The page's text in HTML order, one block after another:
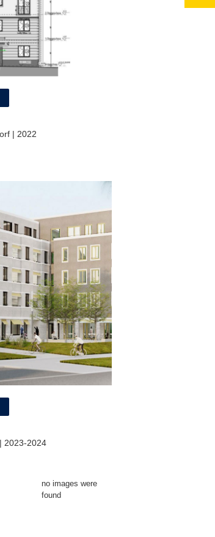
| 2022
2023-2024
no images were
found